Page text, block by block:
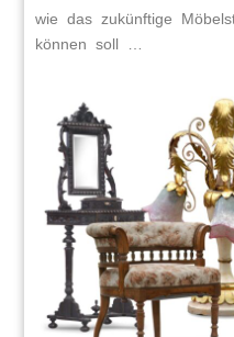
wie das zukünftige
können soll …